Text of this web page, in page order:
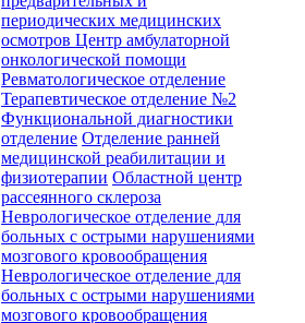
периодических медицинских
осмотровЦентр амбулаторной
онкологической помощи
Ревматологическое отделение
Терапевтическое отделение №2
Функциональной диагностики
отделение Отделение ранней
медицинской реабилитации и
физиотерапии Областной центр
рассеянного склероза
Неврологическое отделение для
больных с острыми нарушениями
мозгового кровообращения
Неврологическое отделение для
больных с острыми нарушениями
мозгового кровообращения